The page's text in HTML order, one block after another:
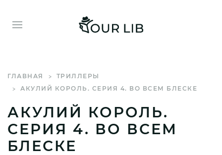
ГЛАВНАЯ
ТРИЛЛЕРЫ
АКУЛИЙ КОРОЛЬ. СЕРИЯ 4. ВО ВСЕМ БЛЕСКЕ
АКУЛИЙ КОРОЛЬ.
СЕРИЯ 4. ВО ВСЕМ
БЛЕСКЕ